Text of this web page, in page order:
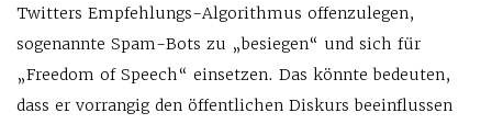
Twitters Empfehlungs-Algorithmus offenzulegen,
sogenannte Spam-Bots zu „besiegen“ und sich für
„Freedom of Speech“ einsetzen. Das könnte bedeuten,
dass er vorrangig den öffentlichen Diskurs beeinflussen